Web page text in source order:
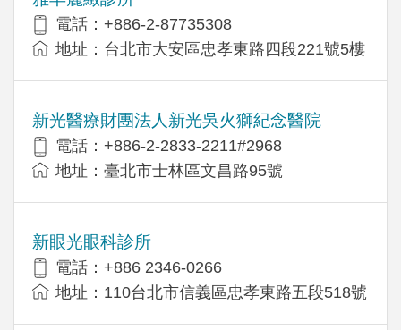
電話：+886-2-87735308
地址：台北市大安區忠孝東路四段221號5樓
新光醫療財團法人新光吳火獅紀念醫院
電話：+886-2-2833-2211#2968
地址：臺北市士林區文昌路95號
新眼光眼科診所
電話：+886 2346-0266
地址：110台北市信義區忠孝東路五段518號